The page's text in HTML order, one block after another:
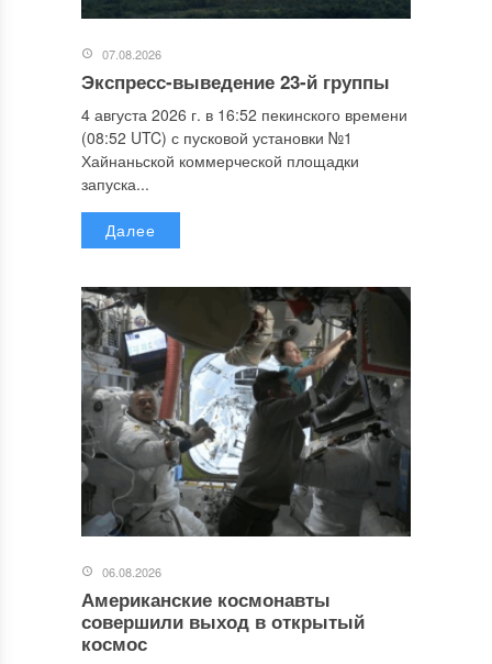
07.08.2026
Экспресс-выведение 23-й группы
4 августа 2026 г. в 16:52 пекинского времени
(08:52 UTC) с пусковой установки №1
Хайнаньской коммерческой площадки
запуска...
Далее
06.08.2026
Американские космонавты
совершили выход в открытый
космос